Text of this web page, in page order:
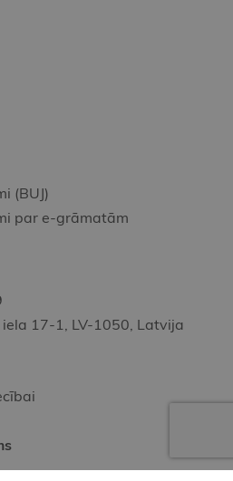
(BUJ)
par e-grāmatām
iela 17-1, LV-1050, Latvija